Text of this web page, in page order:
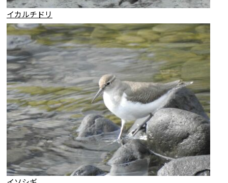
イカルチドリ